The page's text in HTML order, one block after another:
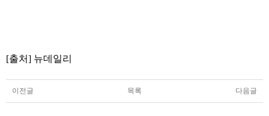
[출처] 뉴데일리
이전글 다음글
목록